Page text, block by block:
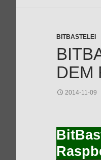
BITBASTELEI
DEM
2014-11-09